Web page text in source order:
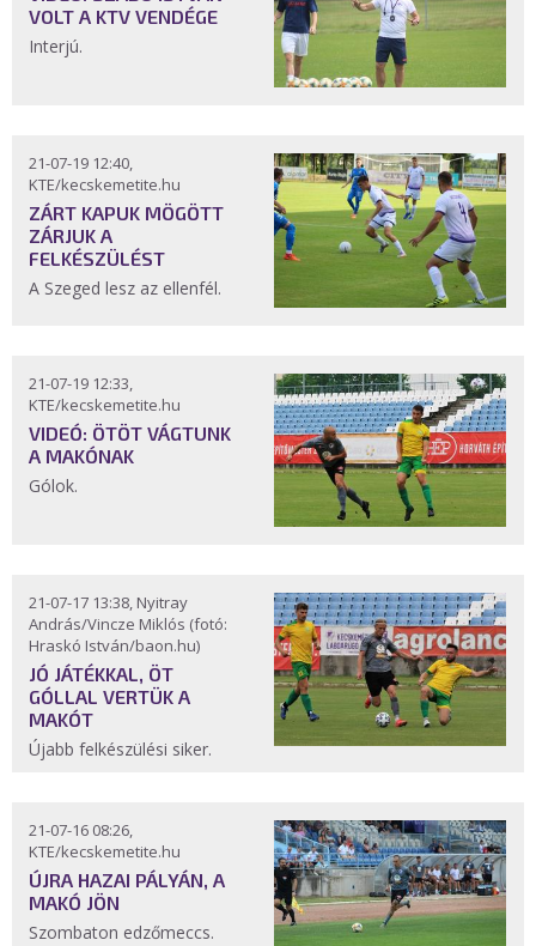
VOLT A KTV VENDÉGE
Interjú.
21-07-19 12:40,
KTE/kecskemetite.hu
ZÁRT KAPUK MÖGÖTT
ZÁRJUK A
FELKÉSZÜLÉST
A Szeged lesz az ellenfél.
21-07-19 12:33,
KTE/kecskemetite.hu
VIDEÓ: ÖTÖT VÁGTUNK
A MAKÓNAK
Gólok.
21-07-17 13:38, Nyitray
András/Vincze Miklós (fotó:
Hraskó István/baon.hu)
JÓ JÁTÉKKAL, ÖT
GÓLLAL VERTÜK A
MAKÓT
Újabb felkészülési siker.
21-07-16 08:26,
KTE/kecskemetite.hu
ÚJRA HAZAI PÁLYÁN, A
MAKÓ JÖN
Szombaton edzőmeccs.